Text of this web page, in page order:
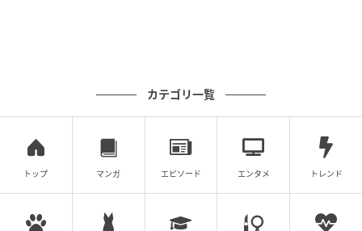
キレイめなカジュアルスタイルでお出かけをすると、
プスを取り入れれば、年齢よりずっと若く見られるか
も。子どもも喜んでくれるので、オシャレなママを目
指しましょう。
【ラッキーアイテム】メガネ
カテゴリ一覧
トップ マンガ エピソード エンタメ トレンド